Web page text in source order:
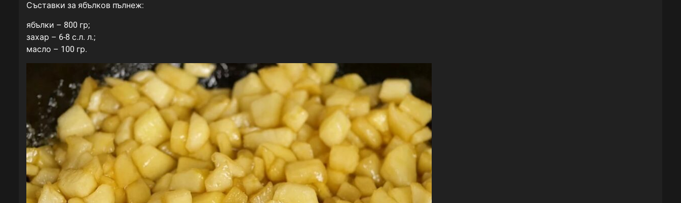
Съставки за ябълков пълнеж:
ябълки – 800 гр;
захар – 6-8 с.л. л.;
масло – 100 гр.